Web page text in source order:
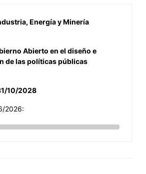
Energía y Minería
Abierto en el diseño e
de las políticas públicas
10/2028
2026: